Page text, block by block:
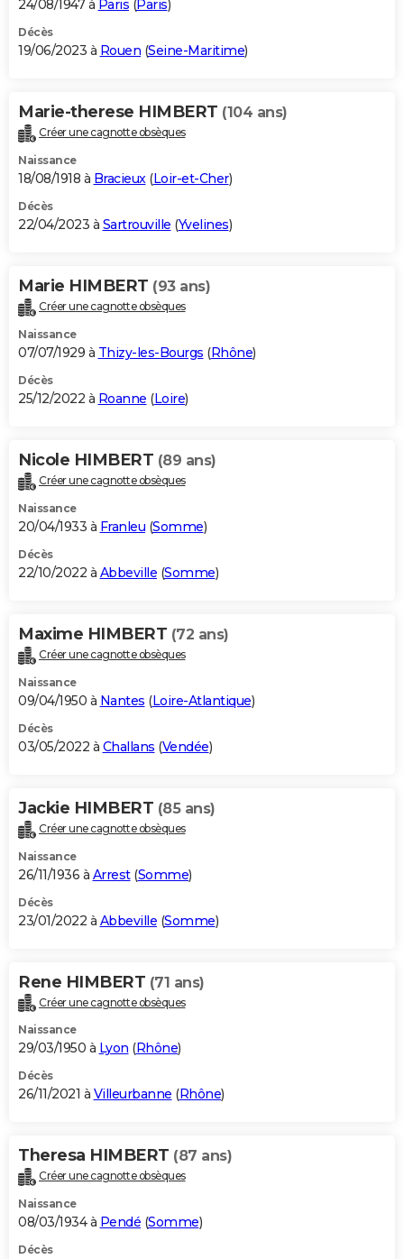
24/08/1947 à Paris (Paris)
Décès
19/06/2023 à Rouen (Seine-Maritime)
Marie-therese HIMBERT (104 ans)
Créer une cagnotte obsèques
Naissance
18/08/1918 à Bracieux(Loir-et-Cher)
Décès
22/04/2023 à Sartrouville (Yvelines)
Marie HIMBERT (93 ans)
Créer une cagnotte obsèques
Naissance
07/07/1929 à Thizy-les-Bourgs (Rhône)
Décès
25/12/2022 à Roanne (Loire)
Nicole HIMBERT (89 ans)
Créer une cagnotte obsèques
Naissance
20/04/1933 à Franleu (Somme)
Décès
22/10/2022 à Abbeville (Somme)
Maxime HIMBERT (72 ans)
Créer une cagnotte obsèques
Naissance
09/04/1950 à Nantes (Loire-Atlantique)
Décès
03/05/2022 à Challans (Vendée)
Jackie HIMBERT (85 ans)
Créer une cagnotte obsèques
Naissance
26/11/1936 à Arrest(Somme)
Décès
23/01/2022 à Abbeville (Somme)
Rene HIMBERT (71 ans)
Créer une cagnotte obsèques
Naissance
29/03/1950 à Lyon (Rhône)
Décès
26/11/2021 à Villeurbanne (Rhône)
Theresa HIMBERT (87 ans)
Créer une cagnotte obsèques
Naissance
08/03/1934 à Pendé (Somme)
Décès